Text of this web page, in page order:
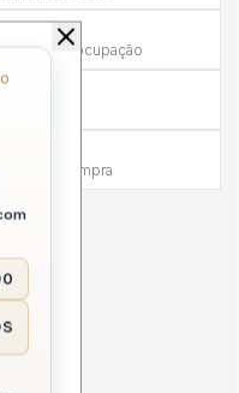
sem preocupação
integral
da compra